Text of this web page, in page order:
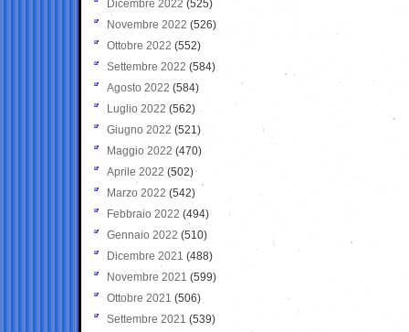
Dicembre 2022 (525)
Novembre 2022 (526)
Ottobre 2022 (552)
Settembre 2022 (584)
Agosto 2022 (584)
Luglio 2022 (562)
Giugno 2022 (521)
Maggio 2022 (470)
Aprile 2022 (502)
Marzo 2022 (542)
Febbraio 2022 (494)
Gennaio 2022 (510)
Dicembre 2021 (488)
Novembre 2021 (599)
Ottobre 2021 (506)
Settembre 2021 (539)